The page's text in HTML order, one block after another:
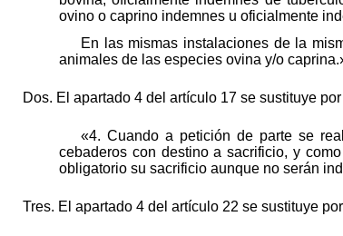
ovino o caprino indemnes u oficialmente
En las mismas instalaciones de la
animales de las especies ovina y/o
Dos. El apartado 4 del artículo 17 se sustituye
«4. Cuando a petición de parte se
cebaderos con destino a sacrificio, y
obligatorio su sacrificio aunque no serán
Tres. El apartado 4 del artículo 22 se sustituye